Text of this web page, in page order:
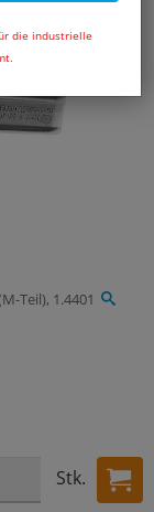
die industrielle
Teil), 1.4401
Stk.